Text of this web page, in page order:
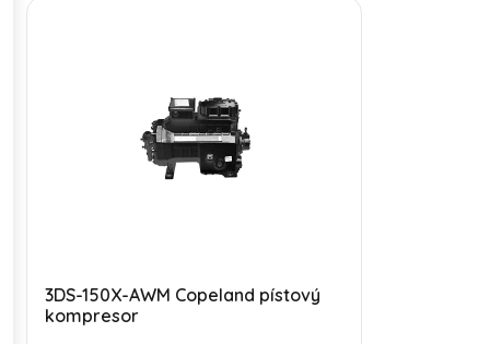
3DS-150X-AWM Copeland pístový
kompresor